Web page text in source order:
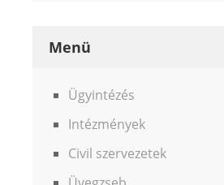
Menü
Ügyintézés
Intézmények
Civil szervezetek